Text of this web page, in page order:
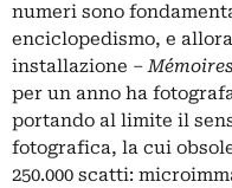
numeri sono
enciclopedismo, e
installazione –Mémoires
per un anno ha
portando al limite il
fotografica, la cui
250.000 scatti: